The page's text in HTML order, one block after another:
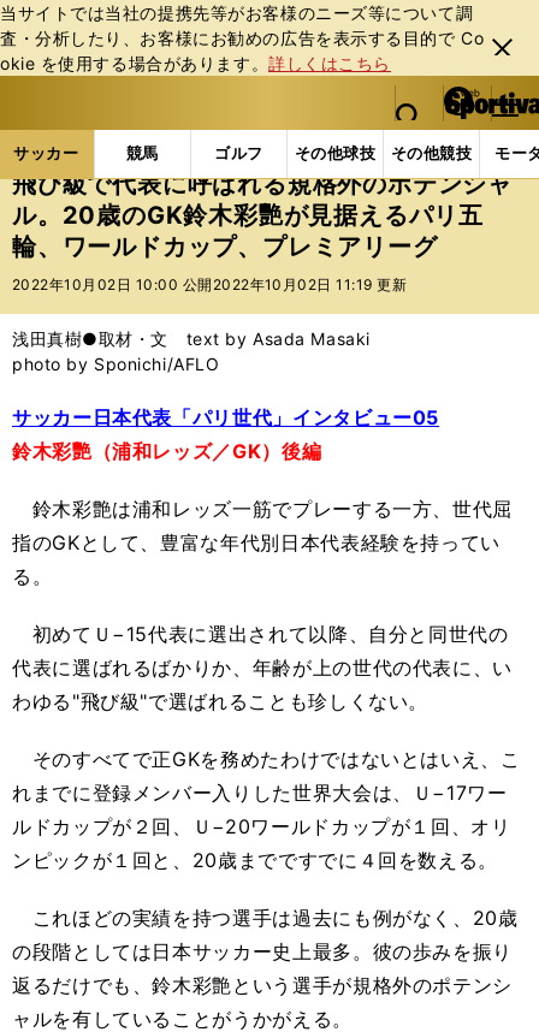
当サイトでは当社の提携先等がお客様のニーズ等について調
査・分析したり、お客様にお勧めの広告を表⽰する⽬的で Co
okie を使⽤する場合があります。詳しくはこちら
閉じ
る
web Sportiva (webスポルティーバ)
検索
マイペ
ー
ジ
メニュ
サッカー 競馬 ゴルフ その他球技 その他競技 モー
ス
ポ
ル
テ
ー
バ
サッカーの記事一覧 サッカー代表 日本代表 飛
飛び級で代表に呼ばれる規格外のポテンシャ
ル。20歳のGK鈴木彩艷が見据えるパリ五
輪、ワールドカップ、プレミアリーグ
2022年10月02日 10:00 公開 2022年10月02日 11:19 更新
浅田真樹●取材・文 text by Asada Masaki
photo by Sponichi/AFLO
サッカー日本代表「パリ世代」インタビュー05
鈴木彩艷（浦和レッズ／GK）後編
鈴木彩艶は浦和レッズ一筋でプレーする一方、世代屈
指のGKとして、豊富な年代別日本代表経験を持ってい
る。
初めてＵ−15代表に選出されて以降、自分と同世代の
代表に選ばれるばかりか、年齢が上の世代の代表に、い
わゆる"飛び級"で選ばれることも珍しくない。
そのすべてで正GKを務めたわけではないとはいえ、こ
れまでに登録メンバー入りした世界大会は、Ｕ−17ワー
ルドカップが２回、Ｕ−20ワールドカップが１回、オリ
ンピックが１回と、20歳までですでに４回を数える。
これほどの実績を持つ選手は過去にも例がなく、20歳
の段階としては日本サッカー史上最多。彼の歩みを振り
返るだけでも、鈴木彩艶という選手が規格外のポテンシ
ャルを有していることがうかがえる。